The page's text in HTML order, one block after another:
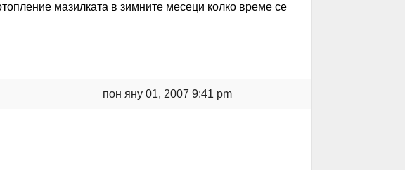
мазилката в зимните месеци колко време се
пон яну 01, 2007 9:41 pm